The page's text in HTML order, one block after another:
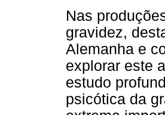
Nas
gravidez,
Alemanha e
explorar este
estudo
psicótica da